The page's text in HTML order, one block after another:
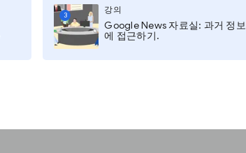
3
강의
Google News 자료실: 과거 정보
에 접근하기.